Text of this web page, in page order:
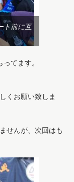
ト前に互
てます。
くお願い致しま
せんが、次回はも